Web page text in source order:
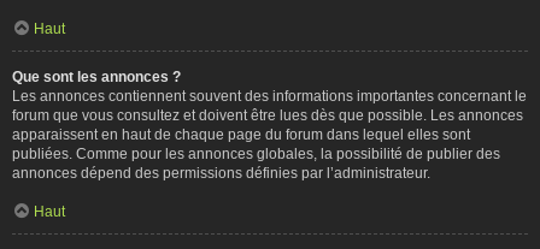
Haut
Que sont les annonces ?
Les annonces contiennent souvent des informations importantes concernant le
forum que vous consultez et doivent être lues dès que possible. Les annonces
apparaissent en haut de chaque page du forum dans lequel elles sont
publiées. Comme pour les annonces globales, la possibilité de publier des
annonces dépend des permissions définies par l’administrateur.
Haut